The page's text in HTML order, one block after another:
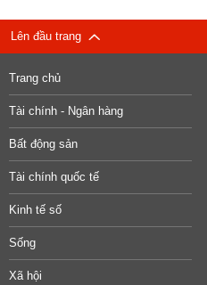
Lên đầu trang
Trang chủ
Tài chính - Ngân hàng
Bất động sản
Tài chính quốc tế
Kinh tế số
Sống
Xã hội